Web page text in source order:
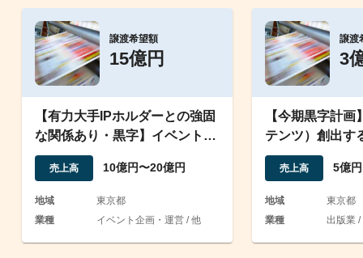
譲渡希望額
15億円
【有力大手IPホルダーとの強固
な関係あり・黒字】イベント企
画・物販・EC運営事業
売上高 10億円〜20億円
地域
東京都
業種
イベント企画・運営 / 他
譲渡
3
【今期黒字計
テンツ）創出す
数の企業
売上高 5億
地域
東京都
業種
出版業 /